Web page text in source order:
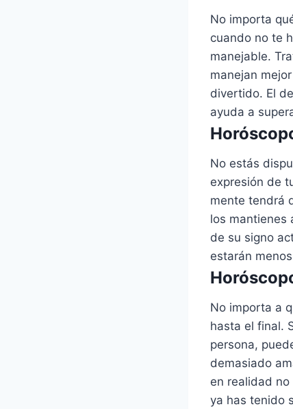
No importa
cuando no te
manejable.
manejan
divertido. El
ayuda a
No estás
expresión de
mente tendrá
los mantienes
de su signo
estarán
No importa a
hasta el final.
persona,
demasiado
en realidad
ya has tenido